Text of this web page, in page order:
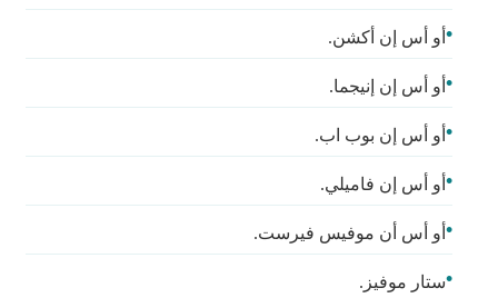
أو أس إن أكشن.
أو أس إن إنيجما.
أو أس إن بوب اب.
أو أس إن فاميلي.
أو أس أن موفيس فيرست.
ستار موفيز.